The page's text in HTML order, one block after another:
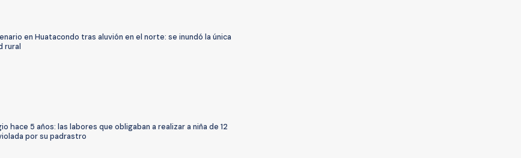
en Huatacondo tras aluvión en el norte: se inundó la única
rural
hace 5 años: las labores que obligaban a realizar a niña de 12
por su padrastro